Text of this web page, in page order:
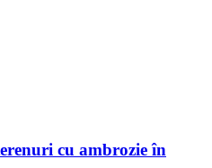
cu ambrozie în